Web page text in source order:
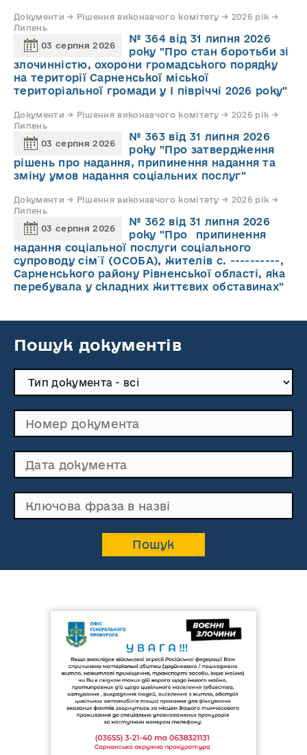
Документи → Рішення виконавчого комітету → 2026 рік →
Липень
03 серпня 2026
№ 364 від 31 липня 2026
року "Про стан боротьби зі
злочинністю, охорони громадського порядку
на території Сарненської міської
територіальної громади у І півріччі 2026 року"
Документи → Рішення виконавчого комітету → 2026 рік →
Липень
03 серпня 2026
№ 363 від 31 липня 2026
року "Про затвердження
рішень про надання, припинення надання та
зміну умов надання соціальних послуг"
Документи → Рішення виконавчого комітету → 2026 рік →
Липень
03 серпня 2026
№ 362 від 31 липня 2026
року "Про припинення
надання соціальної послуги соціального
супроводу cім`ї (ОСОБА), жителів с. ----------,
Сарненського району Рівненської області, яка
перебувала у складних життєвих обставинах"
Пошук документів